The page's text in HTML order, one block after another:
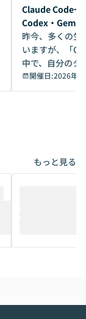
開催前
Claude Code一
Codex・
昨今、多くの生
いますが、「
中で、自分のタ
いいのか」を自
か？ 「なんとなく誰かが良いと言っていた
は、評判では
ているAIを選ぶこ
それぞれの本当
ント構築の最前
開催日:2026年8
もっと見る